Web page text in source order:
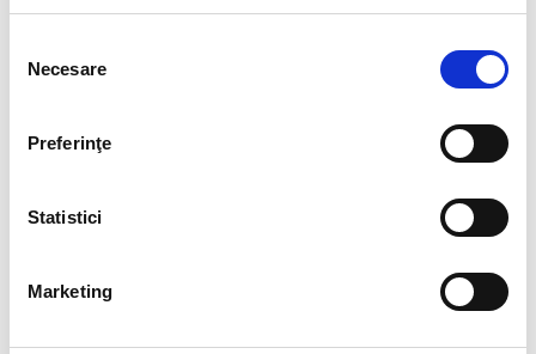
consimțământului
Necesare
Preferinţe
Statistici
Marketing
înscrierii
Dosarul de candidatură conține următoarele
a) Copia certificatului de naștere;
b) Copia pașaportului, valabil cel puțin 6 luni de la
începerea programului de studii pentru care optează